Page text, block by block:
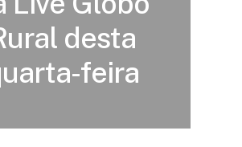
desta
feira